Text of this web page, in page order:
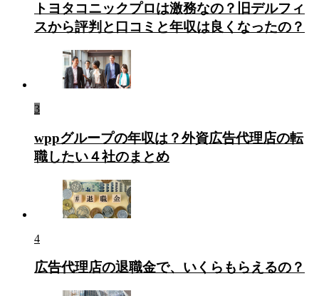
トヨタコニックプロは激務なの？旧デルフィ
スから評判と口コミと年収は良くなったの？
3
wppグループの年収は？外資広告代理店の転
職したい４社のまとめ
4
広告代理店の退職金で、いくらもらえるの？